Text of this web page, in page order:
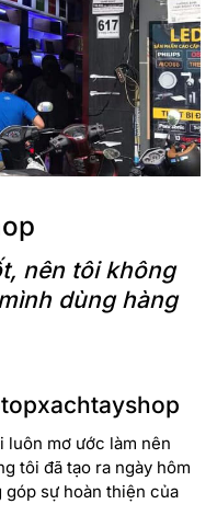
nên tôi không
dùng hàng
luôn mơ ước làm nên
tôi đã tạo ra ngày hôm
sự hoàn thiện của